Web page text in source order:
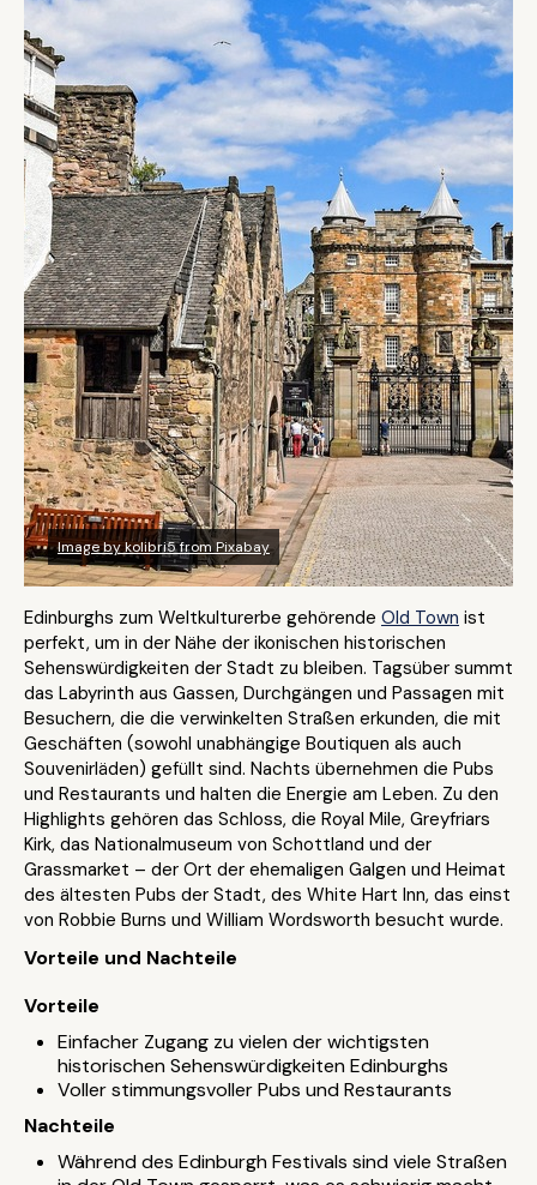
Image by kolibri5 from Pixabay
Edinburghs zum Weltkulturerbe gehörende Old Town ist
perfekt, um in der Nähe der ikonischen historischen
Sehenswürdigkeiten der Stadt zu bleiben. Tagsüber summt
das Labyrinth aus Gassen, Durchgängen und Passagen mit
Besuchern, die die verwinkelten Straßen erkunden, die mit
Geschäften (sowohl unabhängige Boutiquen als auch
Souvenirläden) gefüllt sind. Nachts übernehmen die Pubs
und Restaurants und halten die Energie am Leben. Zu den
Highlights gehören das Schloss, die Royal Mile, Greyfriars
Kirk, das Nationalmuseum von Schottland und der
Grassmarket – der Ort der ehemaligen Galgen und Heimat
des ältesten Pubs der Stadt, des White Hart Inn, das einst
von Robbie Burns und William Wordsworth besucht wurde.
Vorteile und Nachteile
Vorteile
Einfacher Zugang zu vielen der wichtigsten
historischen Sehenswürdigkeiten Edinburghs
Voller stimmungsvoller Pubs und Restaurants
Nachteile
Während des Edinburgh Festivals sind viele Straßen